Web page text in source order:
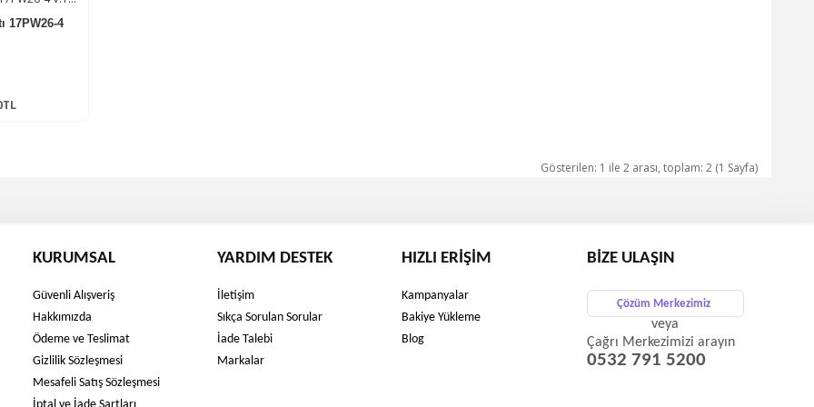
17PW26-4
Gösterilen: 1 ile 2 arası, toplam: 2 (1 Sayfa)
KURUMSAL
Güvenli Alışveriş
Hakkımızda
Ödeme ve Teslimat
Gizlilik Sözleşmesi
Mesafeli Satış Sözleşmesi
YARDIM DESTEK
İletişim
Sıkça Sorulan Sorular
İade Talebi
Markalar
HIZLI ERIŞIM
Kampanyalar
Bakiye Yükleme
Blog
BIZE ULAŞIN
Çözüm Merkezimiz
veya
Çağrı Merkezimizi arayın
0532 791 5200